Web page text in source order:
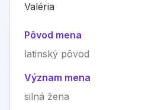
Valéria
Pôvod mena
latinský pôvod
Význam mena
silná žena